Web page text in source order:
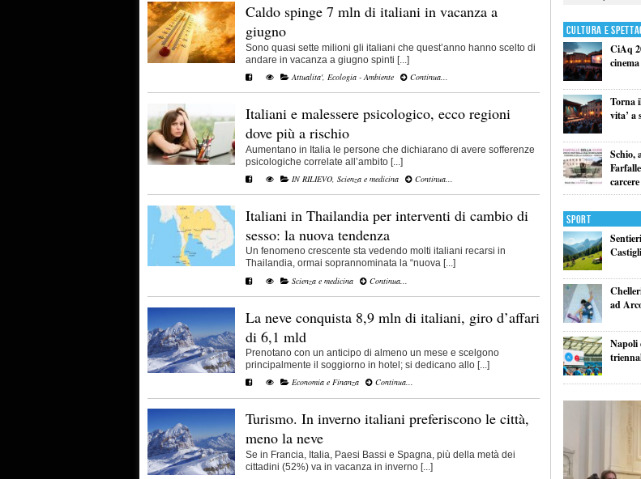
Caldo spinge 7 mln di italiani in vacanza a
giugno
Sono quasi sette milioni gli italiani che quest’anno hanno scelto di
andare in vacanza a giugno spinti [...]
Attualita', Ecologia - Ambiente Continua...
Italiani e malessere psicologico, ecco regioni
dove più a rischio
Aumentano in Italia le persone che dichiarano di avere sofferenze
psicologiche correlate all’ambito [...]
IN RILIEVO Scienza e medicina Continua...
Italiani in Thailandia per interventi di cambio di
sesso: la nuova tendenza
Un fenomeno crescente sta vedendo molti italiani recarsi in
Thailandia, ormai soprannominata la “nuova [...]
Scienza e medicina
Continua...
La neve conquista 8,9 mln di italiani, giro d’affari
di 6,1 mld
Prenotano con un anticipo di almeno un mese e scelgono
principalmente il soggiorno in hotel; si dedicano allo [...]
Economia e Finanza
Continua...
Turismo. In inverno italiani preferiscono le città,
meno la neve
Se in Francia, Italia, Paesi Bassi e Spagna, più della metà dei
cittadini (52%) va in vacanza in inverno [...]
Cultura e
CiAq
Torna
vita’ a
Schio,
Sport
ad
Napoli